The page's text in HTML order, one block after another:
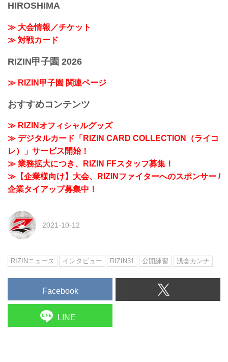
HIROSHIMA
≫ 大会情報／チケット
≫ 対戦カード
RIZIN甲子園 2026
≫ RIZIN甲子園 関連ページ
おすすめコンテンツ
≫ RIZINオフィシャルグッズ
≫ デジタルカード「RIZIN CARD COLLECTION（ライコ
レ）」サービス開始！
≫ 業務拡大につき、RIZIN FFスタッフ募集！
≫【企業様向け】大会、RIZINファイターへのスポンサー /
企業タイアップ募集中！
2021-10-12
RIZINニュース インタビュー RIZIN31 公開練習 浅倉カンナ
Facebook
LINE